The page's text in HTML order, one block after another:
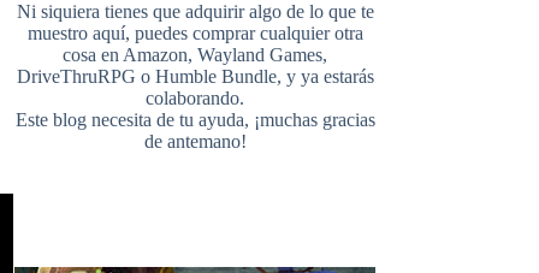
o
o
r
e
r
t u
Ni siquiera tienes que adquirir algo de lo que te
muestro aquí, puedes comprar cualquier otra
cosa en Amazon,Wayland Games,
DriveThruRPG o Humble Bundle, y ya estarás
colaborando.
Este blog necesita de tu ayuda, ¡muchas gracias
de antemano!